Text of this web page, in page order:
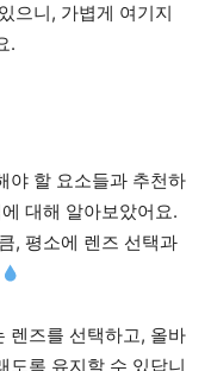
으니, 가볍게 여기지
.
야 할 요소들과 추천하
대해 알아보았어요.
, 평소에 렌즈 선택과
렌즈를 선택하고, 올바
도록 유지할 수 있답니